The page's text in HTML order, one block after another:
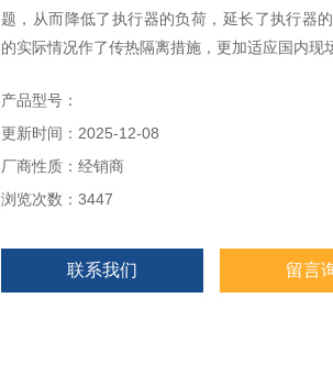
题，从而降低了执行器的负荷，延长了执行器
的实际情况作了传热隔离措施，更加适应国内现
产品型号：
更新时间：2025-12-08
厂商性质：经销商
浏览次数：3447
联系我们 留言